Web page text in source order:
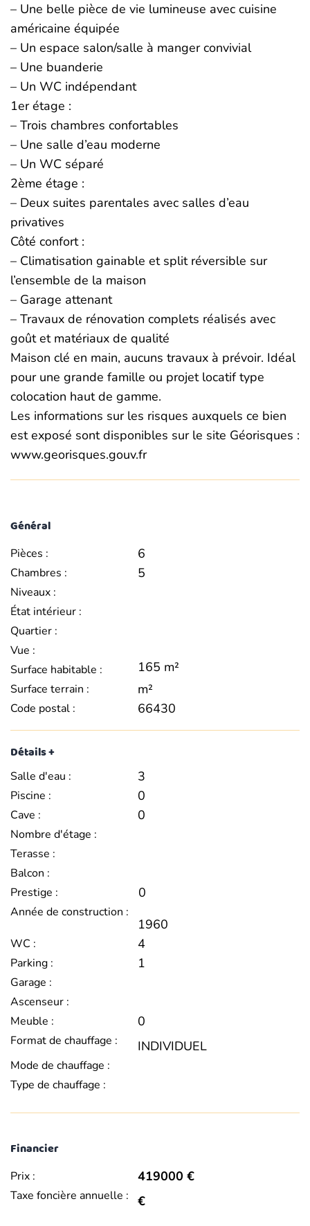
– Une belle pièce de vie lumineuse avec cuisine
américaine équipée
– Un espace salon/salle à manger convivial
– Une buanderie
– Un WC indépendant
1er étage :
– Trois chambres confortables
– Une salle d’eau moderne
– Un WC séparé
2ème étage :
– Deux suites parentales avec salles d’eau
privatives
Côté confort :
– Climatisation gainable et split réversible sur
l’ensemble de la maison
– Garage attenant
– Travaux de rénovation complets réalisés avec
goût et matériaux de qualité
Maison clé en main, aucuns travaux à prévoir. Idéal
pour une grande famille ou projet locatif type
colocation haut de gamme.
Les informations sur les risques auxquels ce bien
est exposé sont disponibles sur le site Géorisques :
www.georisques.gouv.fr
Général
Pièces : 6
Chambres : 5
Niveaux :
État intérieur :
Quartier :
Vue :
Surface habitable :
165 m²
Surface terrain : m²
Code postal : 66430
Détails +
Salle d'eau : 3
Piscine : 0
Cave : 0
Nombre d'étage :
Terasse :
Balcon :
Prestige :
0
Année de construction :
1960
WC : 4
Parking : 1
Garage :
Ascenseur :
Meuble :
0
Format de chauffage : INDIVIDUEL
Mode de chauffage :
Type de chauffage :
Financier
Prix : 419000 €
Taxe foncière annuelle : €